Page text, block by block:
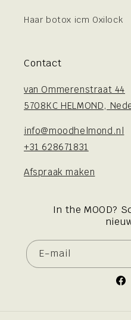
Haar botox icm Oxilock
Contact
van Ommerenstraat 44
5708KC HELMOND,
info@moodhelmond.nl
+31 628671831
Afspraak maken
In the MOOD?
E‑mail